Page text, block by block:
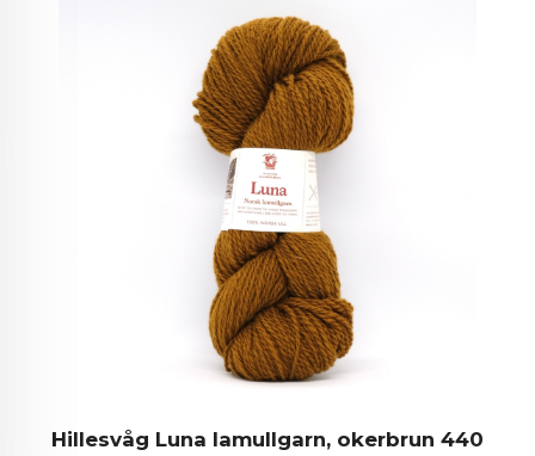
Hillesvåg Luna lamullgarn, okerbrun 440